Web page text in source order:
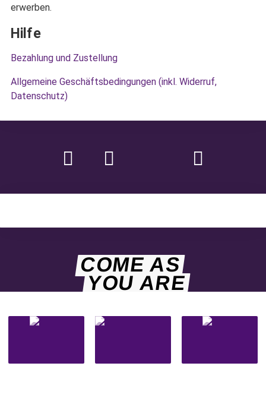
erwerben.
Hilfe
Bezahlung und Zustellung
Allgemeine Geschäftsbedingungen (inkl. Widerruf,
Datenschutz)
COME AS
YOU ARE